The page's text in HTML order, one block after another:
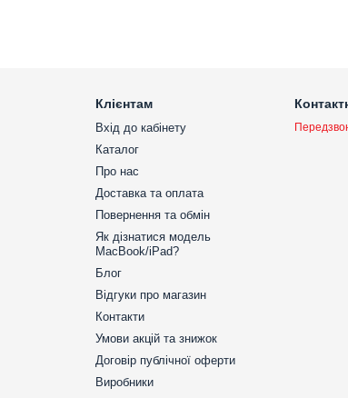
Клієнтам
Вхід до кабінету
Каталог
Про нас
Доставка та оплата
Повернення та обмін
Як дізнатися модель
MacBook/iPad?
Блог
Відгуки про магазин
Контакти
Умови акцій та знижок
Договір публічної оферти
Виробники